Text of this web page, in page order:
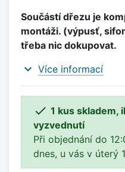
Součástí dřezu je
montáži. (výpusť,
třeba nic dokupovat.
expand_more Více informací
 1 kus skladem,
vyzvednutí
Při objednání do
dnes, u vás v úterý